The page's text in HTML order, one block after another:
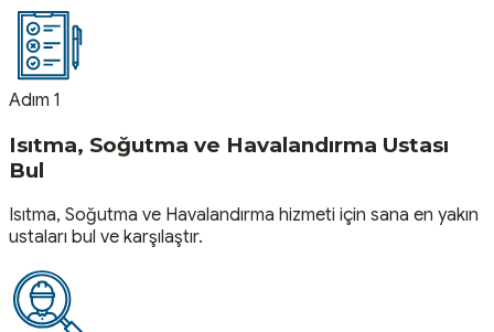
Adım 1
Isıtma, Soğutma ve Havalandırma Ustası
Bul
Isıtma, Soğutma ve Havalandırma hizmeti için sana en yakın
ustaları bul ve karşılaştır.